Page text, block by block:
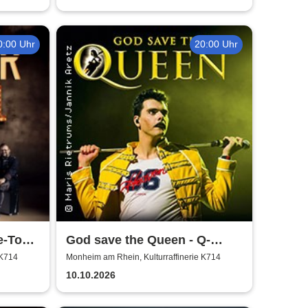
Uhr
Tour
20:00 Uhr
God save the Queen - Q-
Revival Band
Monheim am Rhein, Kulturraffinerie K714
10.10.2026